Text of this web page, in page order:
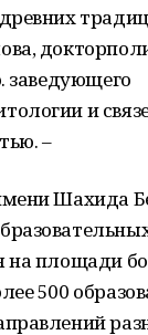
, доктор
. заведующего
и
. –
Шахида
на площади
500